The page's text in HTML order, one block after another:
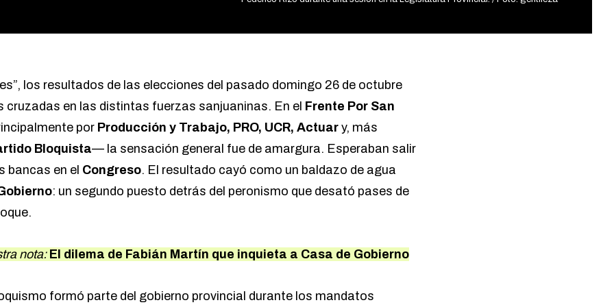
los resultados de las elecciones del pasado domingo 26 de octubre
cruzadas en las distintas fuerzas sanjuaninas. En el Frente Por San
por Producción y Trabajo, PRO, UCR, Actuar y, más
Bloquista— la sensación general fue de amargura. Esperaban salir
bancas en el Congreso. El resultado cayó como un baldazo de agua
: un segundo puesto detrás del peronismo que desató pases de
nota: El dilema de Fabián Martín que inquieta a Casa de Gobierno
formó parte del gobierno provincial durante los mandatos